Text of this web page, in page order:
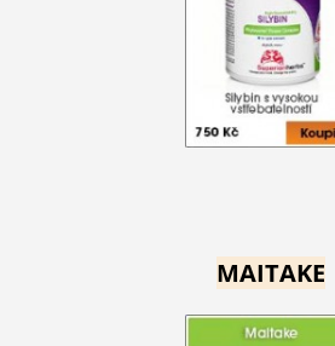
MAITAKE